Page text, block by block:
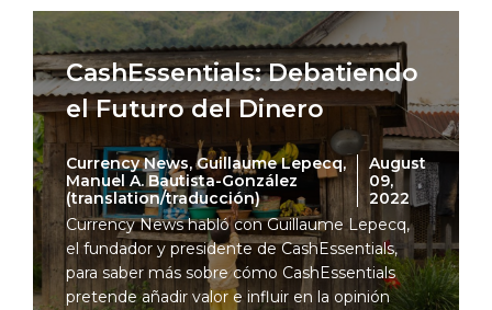
CashEssentials: Debatiendo
el Futuro del Dinero
Currency News, Guillaume Lepecq,
Manuel A. Bautista-González
(translation/traducción)
August
09,
2022
Currency News habló con Guillaume Lepecq,
el fundador y presidente de CashEssentials,
para saber más sobre cómo CashEssentials
pretende añadir valor e influir en la opinión